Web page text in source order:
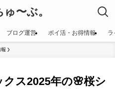
〜ぶ。
ブログ運営 ポイ活・お得情報
クス2025年の🌸桜シ